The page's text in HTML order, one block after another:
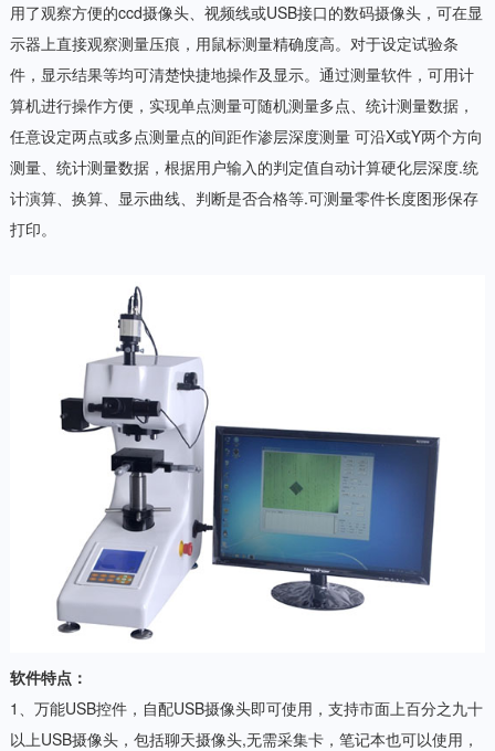
用了观察方便的ccd摄像头、视频线或USB接口的数码摄像头，可在显
示器上直接观察测量压痕，用鼠标测量精确度高。对于设定试验条
件，显示结果等均可清楚快捷地操作及显示。通过测量软件，可用计
算机进行操作方便，实现单点测量可随机测量多点、统计测量数据，
任意设定两点或多点测量点的间距作渗层深度测量 可沿X或Y两个方向
测量、统计测量数据，根据用户输入的判定值自动计算硬化层深度.统
计演算、换算、显示曲线、判断是否合格等.可测量零件长度图形保存
打印。
软件特点：
1、万能USB控件，自配USB摄像头即可使用，支持市面上百分之九十
以上USB摄像头，包括聊天摄像头,无需采集卡，笔记本也可以使用，